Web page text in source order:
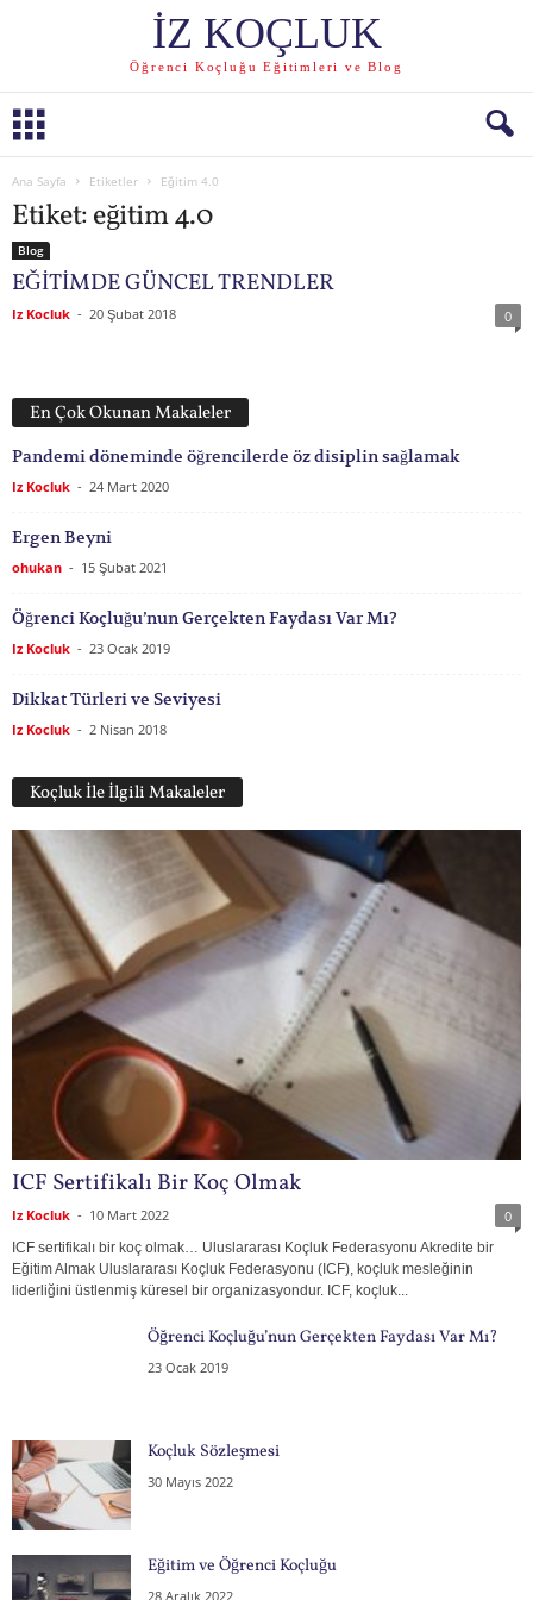
İZ KOÇLUK
Öğrenci Koçluğu Eğitimleri ve Blog
Ana Sayfa Etiketler Eğitim 4.0
Etiket: eğitim 4.0
Blog
EĞİTİMDE GÜNCEL TRENDLER
Iz Kocluk - 20 Şubat 2018 0
En Çok Okunan Makaleler
Pandemi döneminde öğrencilerde öz disiplin sağlamak
Iz Kocluk - 24 Mart 2020
Ergen Beyni
ohukan - 15 Şubat 2021
Öğrenci Koçluğu’nun Gerçekten Faydası Var Mı?
Iz Kocluk - 23 Ocak 2019
Dikkat Türleri ve Seviyesi
Iz Kocluk - 2 Nisan 2018
Koçluk İle İlgili Makaleler
ICF Sertifikalı Bir Koç Olmak
Iz Kocluk - 10 Mart 2022 0
ICF sertifikalı bir koç olmak… Uluslararası Koçluk Federasyonu Akredite bir
Eğitim Almak Uluslararası Koçluk Federasyonu (ICF), koçluk mesleğinin
liderliğini üstlenmiş küresel bir organizasyondur. ICF, koçluk...
Öğrenci Koçluğu’nun Gerçekten Faydası Var Mı?
23 Ocak 2019
Koçluk Sözleşmesi
30 Mayıs 2022
Eğitim ve Öğrenci Koçluğu
28 Aralık 2022